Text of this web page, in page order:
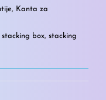
, Kanta za
stacking box, stacking